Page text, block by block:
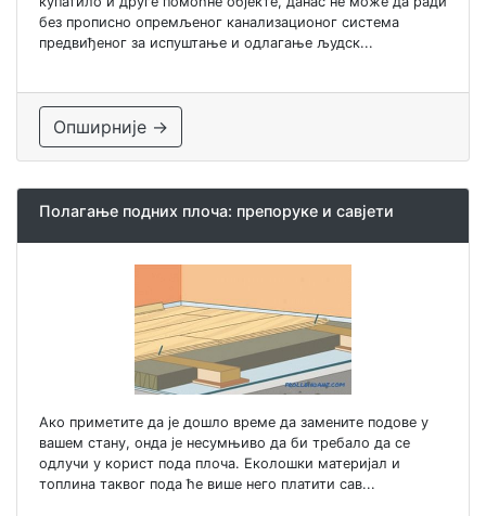
без прописно опремљеног канализационог система
предвиђеног за испуштање и одлагање људск...
Опширније →
Полагање подних плоча: препоруке и савјети
Ако приметите да је дошло време да замените подове у
вашем стану, онда је несумњиво да би требало да се
одлучи у корист пода плоча. Еколошки материјал и
топлина таквог пода ће више него платити сав...